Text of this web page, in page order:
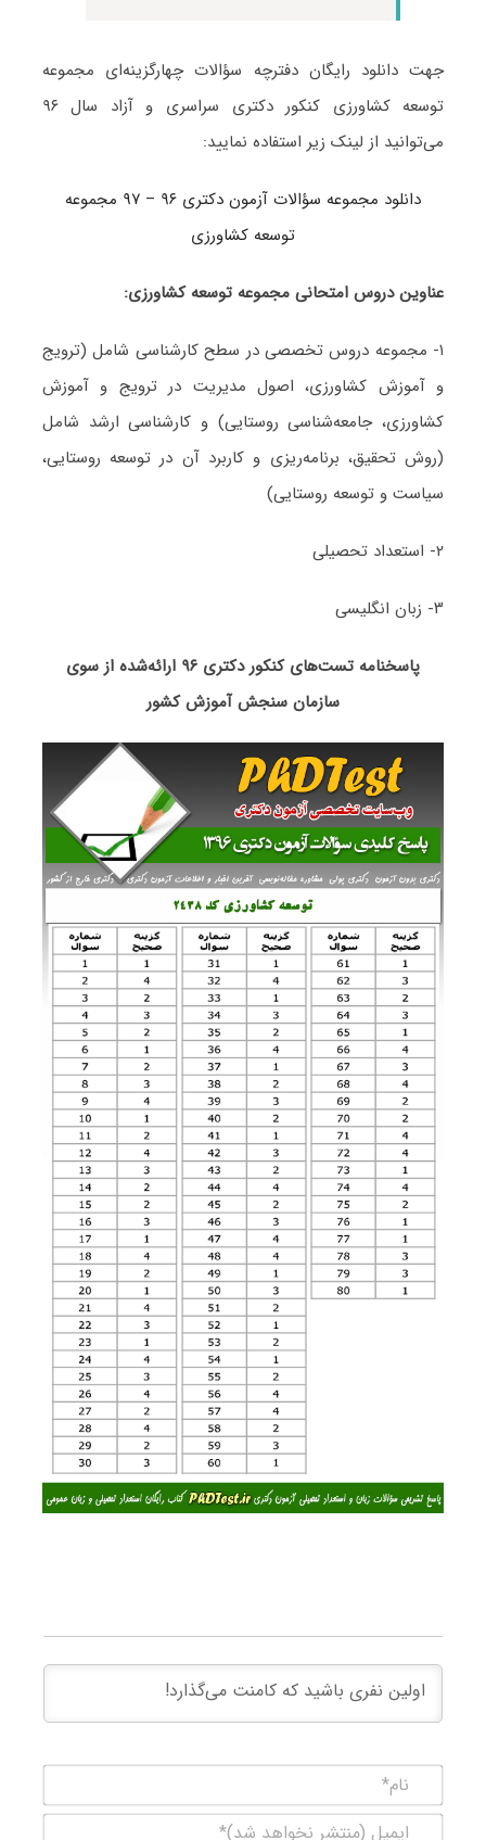
جهت دانلود رایگان دفترچه سؤالات چهارگزینه‌ای مجموعه
توسعه کشاورزی کنکور دکتری سراسری و آزاد سال ۹۶
می‌توانید از لینک زیر استفاده نمایید:
دانلود مجموعه سؤالات آزمون دکتری ۹۶ – ۹۷ مجموعه
توسعه کشاورزی
عناوین دروس امتحانی مجموعه توسعه کشاورزی:
۱- مجموعه دروس تخصصی در سطح کارشناسی شامل (ترویج
و آموزش کشاورزی، اصول مدیریت در ترویج و آموزش
کشاورزی، جامعه‌شناسی روستایی) و کارشناسی ارشد شامل
(روش تحقیق، برنامه‌ریزی و کاربرد آن در توسعه روستایی،
سیاست و توسعه روستایی)
۲- استعداد تحصیلی
۳- زبان انگلیسی
پاسخنامه تست‌های کنکور دکتری ۹۶ ارائه‌شده از سوی
سازمان سنجش آموزش کشور